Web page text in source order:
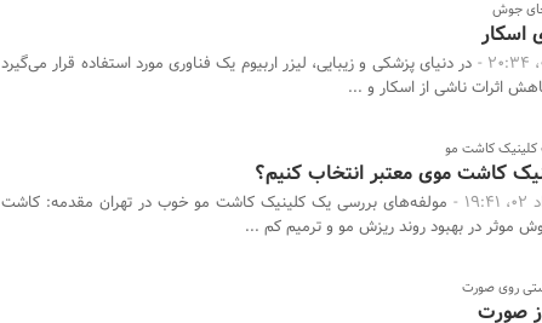
جای جوش
اسکار
در دنیای پزشکی و زیبایی، لیزر اربیوم یک فناوری مورد استفاده قرار می‌گیرد
اثرات ناشی از اسکار و ...
کاشت مو
کاشت موی معتبر انتخاب کنیم؟
مولفه‌های بررسی یک کلینیک کاشت مو خوب در تهران مقدمه: کاشت
موثر در بهبود روند ریزش مو و ترمیم کم‌ ...
روی صورت
صورت